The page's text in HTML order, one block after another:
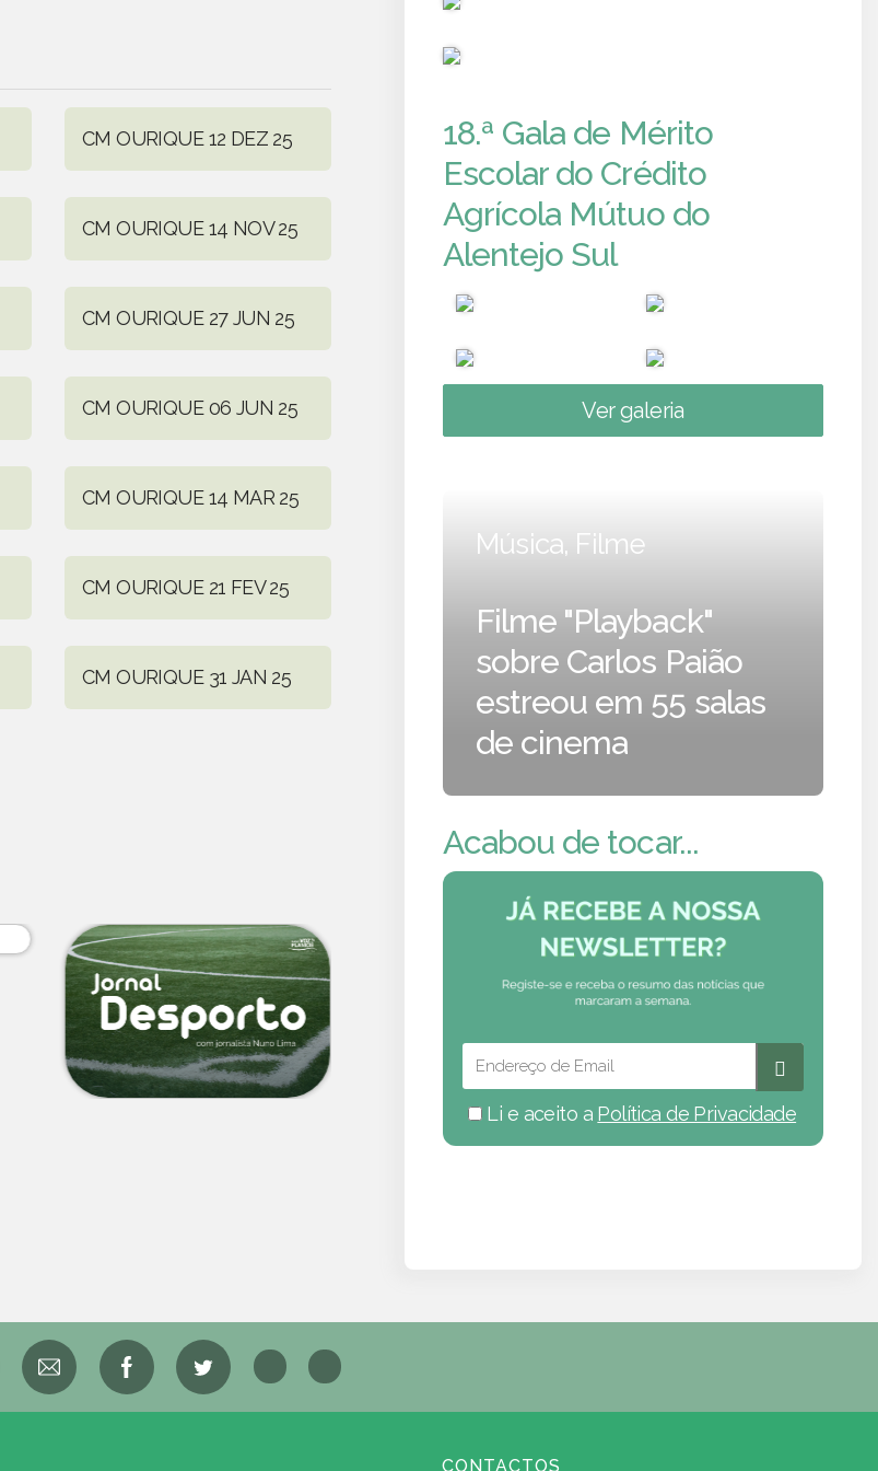
CM OURIQUE 12 DEZ 25
CM OURIQUE 14 NOV 25
CM OURIQUE 27 JUN 25
CM OURIQUE 06 JUN 25
CM OURIQUE 14 MAR 25
CM OURIQUE 21 FEV 25
CM OURIQUE 31 JAN 25
18.ª Gala de Mérito
Escolar do Crédito
Agrícola Mútuo do
Alentejo Sul
Ver galeria
Música, Filme
Filme "Playback"
sobre Carlos Paião
estreou em 55 salas
de cinema
Acabou de tocar...
Li e aceito a Política de Privacidade
CONTACTOS